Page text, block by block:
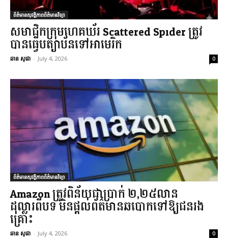
ព័ត៌មានសុវត្ថិភាពព័ត៌មានវិទ្យា
សមាជិកក្រុមហេគឃ័រ Scattered Spider ត្រូវ
បានធ្វើបត្យាប័នទៅអាមេរិក
ឆាន សុផា - July 4, 2026 0
ព័ត៌មានសុវត្ថិភាពព័ត៌មានវិទ្យា
Amazon ត្រូវពិន័យជាប្រាក់ ២,២៥លាន
ដុល្លារពីបទ មិនផ្តល់ព័ត៌មានឆបោកទៅឱ្យជនរង
គ្រោះ
ឆាន សុផា - July 4, 2026 0